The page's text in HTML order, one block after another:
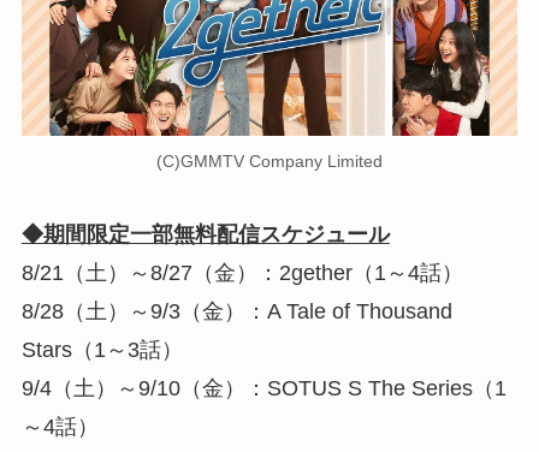
(C)GMMTV Company Limited
◆期間限定一部無料配信スケジュール
8/21（土）～8/27（金）：2gether（1～4話）
8/28（土）～9/3（金）：A Tale of Thousand
Stars（1～3話）
9/4（土）～9/10（金）：SOTUS S The Series（1
～4話）